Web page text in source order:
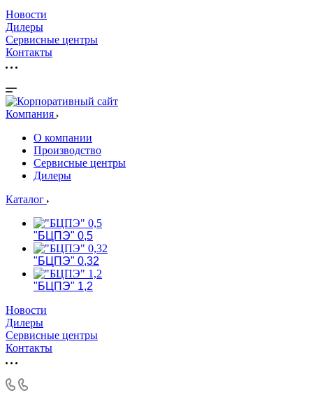
Новости
Дилеры
Сервисные центры
Контакты
Компания
О компании
Производство
Сервисные центры
Дилеры
Каталог
"БЦПЭ" 0,5
"БЦПЭ" 0,32
"БЦПЭ" 1,2
Новости
Дилеры
Сервисные центры
Контакты